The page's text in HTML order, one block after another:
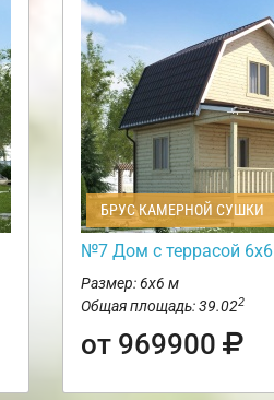
БРУС КАМЕРНОЙ СУШКИ
№7 Дом с террасой 6х6
Размер: 6х6 м
Общая площадь: 39.022
от 969900